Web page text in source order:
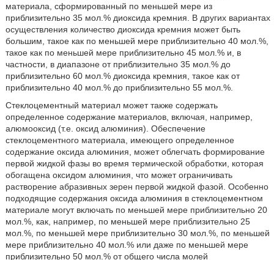
материала, сформированный по меньшей мере из
приблизительно 35 мол.% диоксида кремния. В других вариантах
осуществления количество диоксида кремния может быть
большим, такое как по меньшей мере приблизительно 40 мол.%,
такое как по меньшей мере приблизительно 45 мол.% и, в
частности, в диапазоне от приблизительно 35 мол.% до
приблизительно 60 мол.% диоксида кремния, такое как от
приблизительно 40 мол.% до приблизительно 55 мол.%.
Стеклоцементный материал может также содержать
определенное содержание материалов, включая, например,
алюмооксид (т.е. оксид алюминия). Обеспечение
стеклоцементного материала, имеющего определенное
содержание оксида алюминия, может облегчать формирование
первой жидкой фазы во время термической обработки, которая
обогащена оксидом алюминия, что может ограничивать
растворение абразивных зерен первой жидкой фазой. Особенно
подходящие содержания оксида алюминия в стеклоцементном
материале могут включать по меньшей мере приблизительно 20
мол.%, как, например, по меньшей мере приблизительно 25
мол.%, по меньшей мере приблизительно 30 мол.%, по меньшей
мере приблизительно 40 мол.% или даже по меньшей мере
приблизительно 50 мол.% от общего числа молей